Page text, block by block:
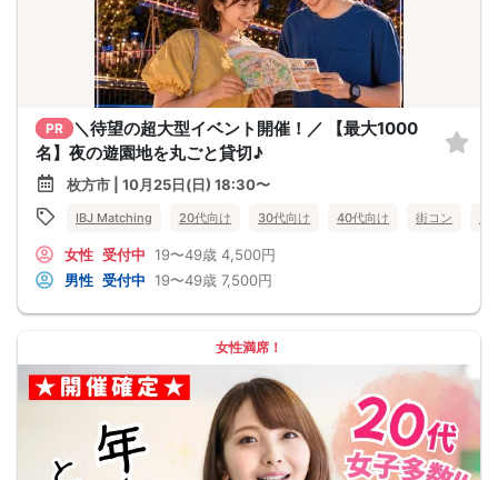
PR
＼待望の超大型イベント開催！／ 【最大1000
名】夜の遊園地を丸ごと貸切♪
枚方市 | 10月25日(日) 18:30〜
IBJ Matching 20代向け 30代向け 40代向け 街コン
女性 受付中 19〜49歳 4,500円
男性 受付中 19〜49歳 7,500円
女性満席！